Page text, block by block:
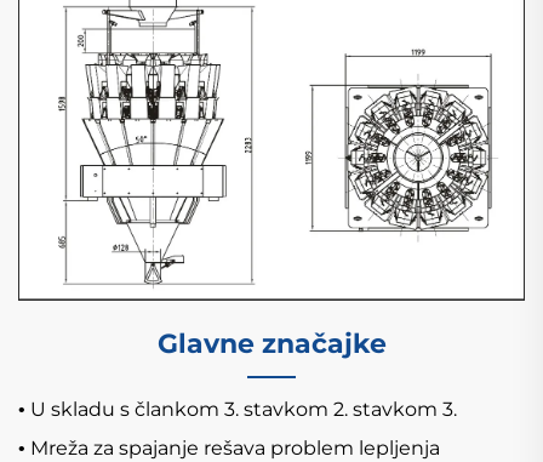
Glavne značajke
• U skladu s člankom 3. stavkom 2. stavkom 3.
• Mreža za spajanje rešava problem lepljenja